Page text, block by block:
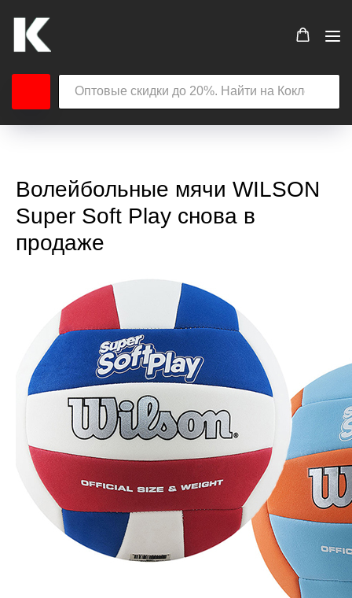
Волейбольные мячи WILSON
Super Soft Play снова в
продаже